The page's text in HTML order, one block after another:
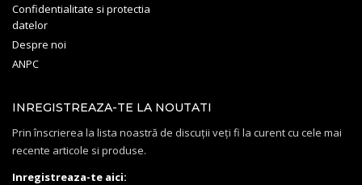
Confidentialitate si protectia
datelor
Despre noi
ANPC
INREGISTREAZA-TE LA NOUTATI
Prin înscrierea la lista noastră de discuții veți fi la curent cu cele mai
recente articole si produse.
Inregistreaza-te aici: